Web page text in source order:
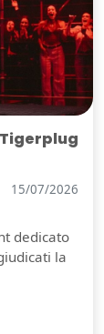
15/07/2026
dedicato
la